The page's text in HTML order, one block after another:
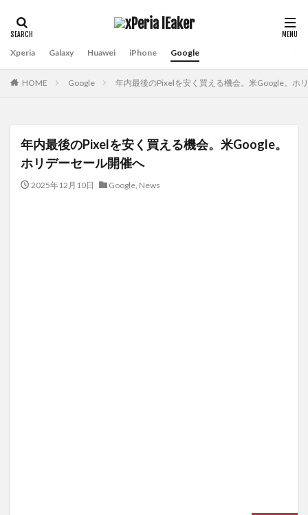
Xperia Galaxy Huawei iPhone Google
HOME Google 年内最後のPixelを安く買える機会。米Google。ホ
年内最後のPixelを安く買える機会。米Google。
ホリデーセール開催へ
2025年12月10日 Google, News